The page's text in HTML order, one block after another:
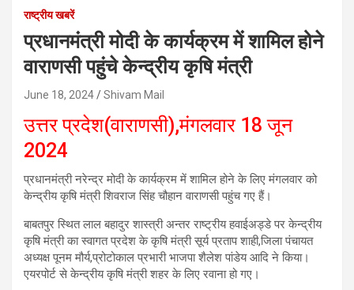
राष्ट्रीय खबरें
प्रधानमंत्री मोदी के कार्यक्रम में शामिल होने
वाराणसी पहुंचे केन्द्रीय कृषि मंत्री
June 18, 2024 Shivam Mail
उत्तर प्रदेश(वाराणसी),मंगलवार 18 जून
2024
प्रधानमंत्री नरेन्द्र मोदी के कार्यक्रम में शामिल होने के लिए मंगलवार को
केन्द्रीय कृषि मंत्री शिवराज सिंह चौहान वाराणसी पहुंच गए हैं।
बाबतपुर स्थित लाल बहादुर शास्त्री अन्तर राष्ट्रीय हवाईअड्डे पर केन्द्रीय
कृषि मंत्री का स्वागत प्रदेश के कृषि मंत्री सूर्य प्रताप शाही,जिला पंचायत
अध्यक्ष पूनम मौर्य,प्रोटोकाल प्रभारी भाजपा शैलेश पांडेय आदि ने किया।
एयरपोर्ट से केन्द्रीय कृषि मंत्री शहर के लिए रवाना हो गए।